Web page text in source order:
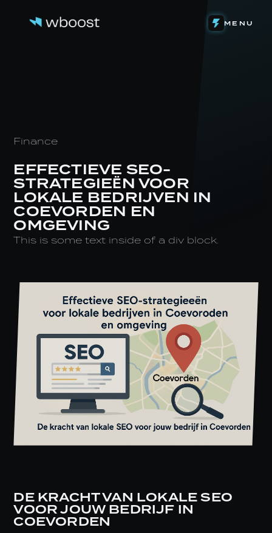
MENU
Finance
EFFECTIEVE SEO-
STRATEGIEËN VOOR
LOKALE BEDRIJVEN IN
COEVORDEN EN
OMGEVING
This is some text inside of a div block.
DE KRACHT VAN LOKALE SEO
VOOR JOUW BEDRIJF IN
COEVORDEN